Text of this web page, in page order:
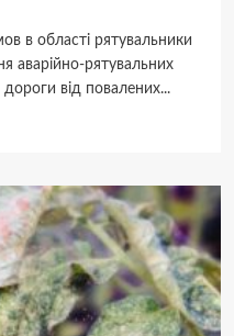
в області рятувальники
аварійно-рятувальних
від повалених...